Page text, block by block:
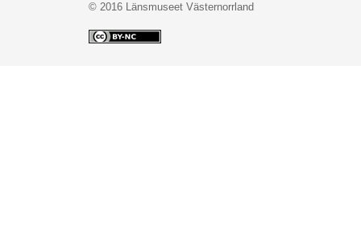
© 2016 Länsmuseet Västernorrland